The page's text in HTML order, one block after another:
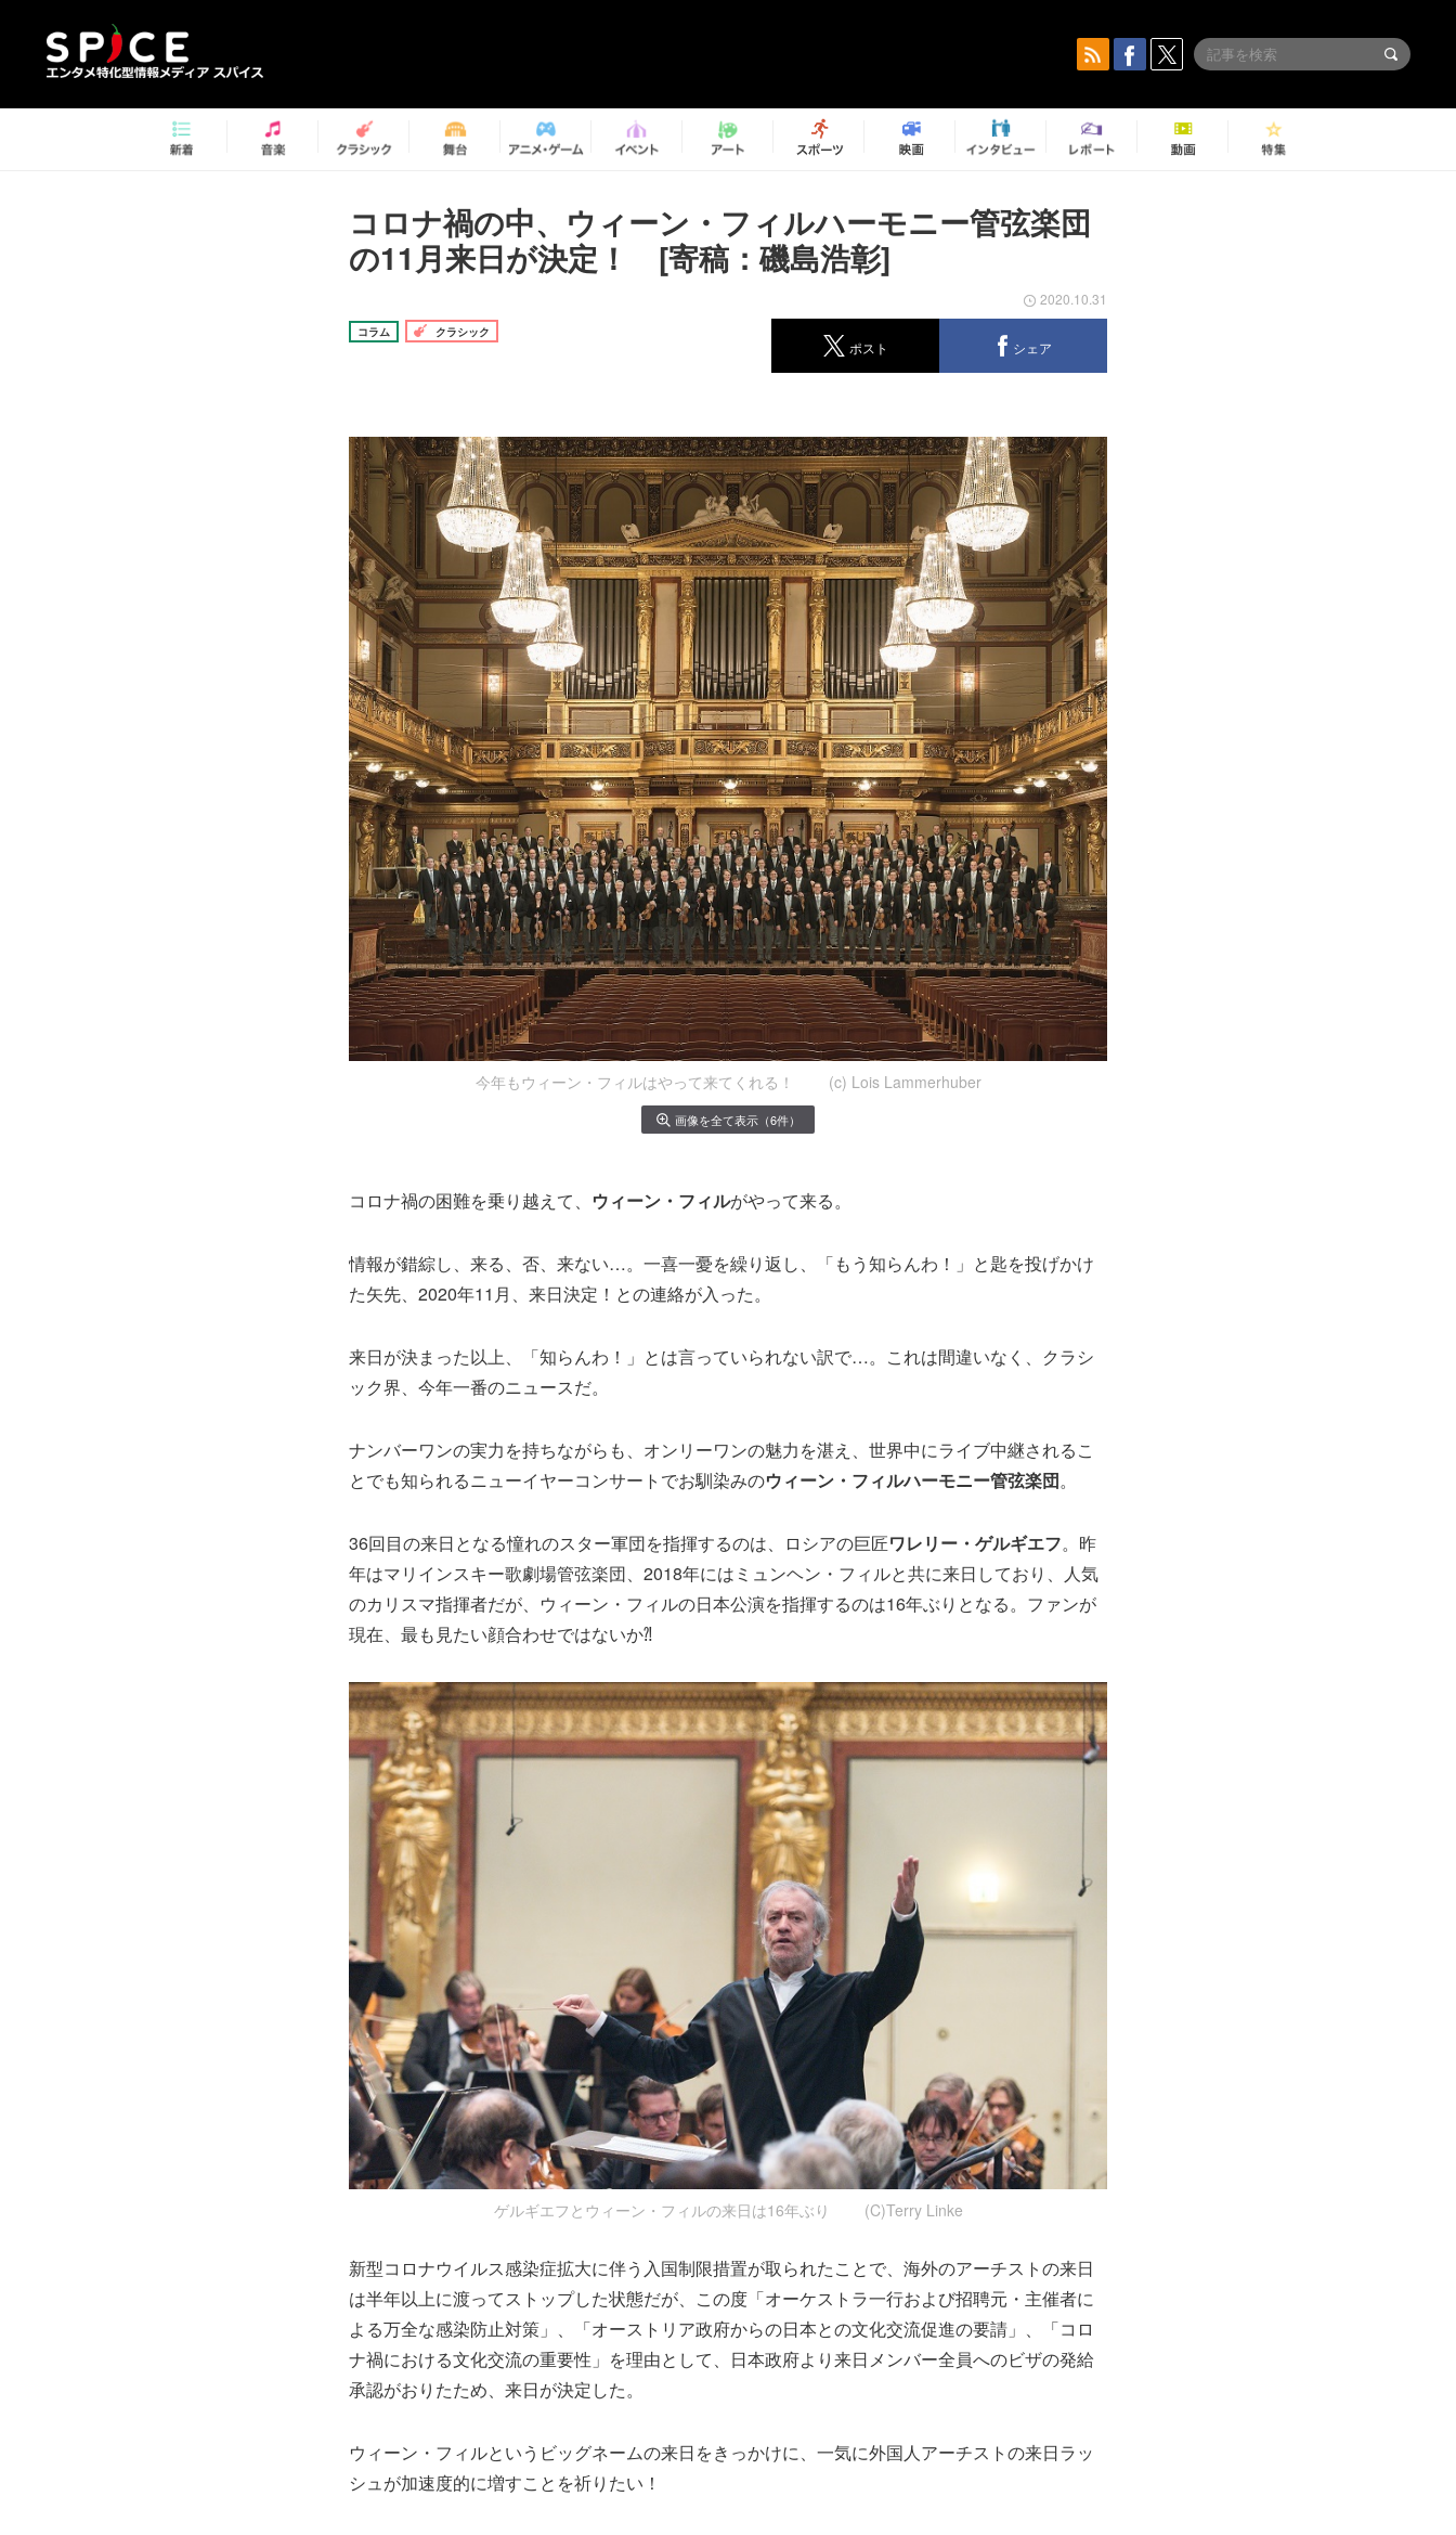
コロナ禍の中、ウィーン・フィルハーモニー管弦楽団
の11月来日が決定！ [寄稿：磯島浩彰]
コラム クラシック
2020.10.31
ポスト シェア
今年もウィーン・フィルはやって来てくれる！ (c) Lois Lammerhuber
画像を全て表示（6件）
コロナ禍の困難を乗り越えて、 ウィーン・フィルがやって来る。
情報が錯綜し、来る、否、来ない…。一喜一憂を繰り返し、「もう知らんわ！」と匙を投げかけ
た矢先、2020年11月、来日決定！との連絡が入った。
来日が決まった以上、「知らんわ！」とは言っていられない訳で…。これは間違いなく、クラシ
ック界、今年一番のニュースだ。
ナンバーワンの実力を持ちながらも、オンリーワンの魅力を湛え、世界中にライブ中継されるこ
とでも知られるニューイヤーコンサートでお馴染みのウィーン・フィルハーモニー管弦楽団。
36回目の来日となる憧れのスター軍団を指揮するのは、ロシアの巨匠ワレリー・ゲルギエフ。昨
年はマリインスキー歌劇場管弦楽団、2018年にはミュンヘン・フィルと共に来日しており、人気
のカリスマ指揮者だが、ウィーン・フィルの日本公演を指揮するのは16年ぶりとなる。ファンが
現在、最も見たい顔合わせではないか⁈
ゲルギエフとウィーン・フィルの来日は16年ぶり (C)Terry Linke
新型コロナウイルス感染症拡大に伴う入国制限措置が取られたことで、海外のアーチストの来日
は半年以上に渡ってストップした状態だが、この度「オーケストラ一行および招聘元・主催者に
よる万全な感染防止対策」、「オーストリア政府からの日本との文化交流促進の要請」、「コロ
ナ禍における文化交流の重要性」を理由として、日本政府より来日メンバー全員へのビザの発給
承認がおりたため、来日が決定した。
ウィーン・フィルというビッグネームの来日をきっかけに、一気に外国人アーチストの来日ラッ
シュが加速度的に増すことを祈りたい！